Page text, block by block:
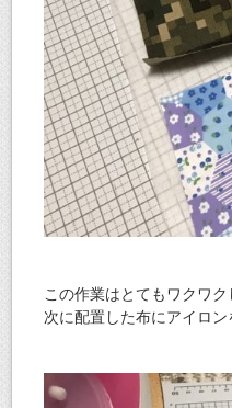
この作業はとてもワクワク
次に配置した布にアイロ